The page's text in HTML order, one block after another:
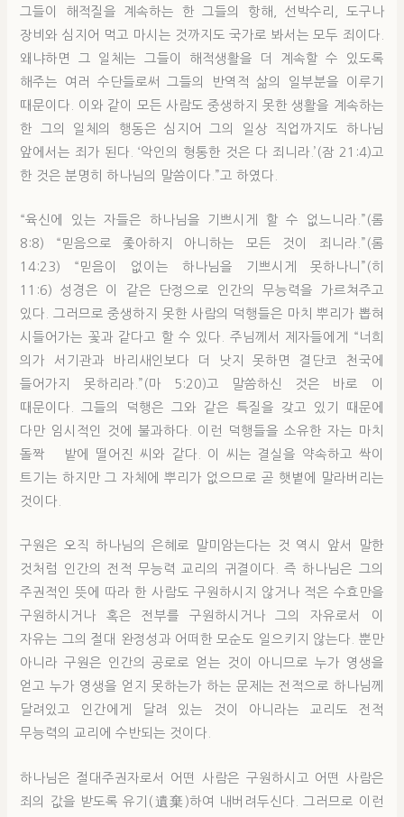
그들이 해적질을 계속하는 한 그들의 항해, 선박수리, 도구나
장비와 심지어 먹고 마시는 것까지도 국가로 봐서는 모두 죄이다.
왜냐하면 그 일체는 그들이 해적생활을 더 계속할 수 있도록
해주는 여러 수단들로써 그들의 반역적 삶의 일부분을 이루기
때문이다. 이와 같이 모든 사람도 중생하지 못한 생활을 계속하는
한 그의 일체의 행동은 심지어 그의 일상 직업까지도 하나님
앞에서는 죄가 된다. ‘악인의 형통한 것은 다 죄니라.’(잠 21:4)고
한 것은 분명히 하나님의 말씀이다.”고 하였다.
“육신에 있는 자들은 하나님을 기쁘시게 할 수 없느니라.”(롬
8:8) “믿음으로 좇아하지 아니하는 모든 것이 죄니라.”(롬
14:23) “믿음이 없이는 하나님을 기쁘시게 못하나니”(히
11:6) 성경은 이 같은 단정으로 인간의 무능력을 가르쳐주고
있다. 그러므로 중생하지 못한 사람의 덕행들은 마치 뿌리가 뽑혀
시들어가는 꽃과 같다고 할 수 있다. 주님께서 제자들에게 “너희
의가 서기관과 바리새인보다 더 낫지 못하면 결단코 천국에
들어가지 못하리라.”(마 5:20)고 말씀하신 것은 바로 이
때문이다. 그들의 덕행은 그와 같은 특질을 갖고 있기 때문에
다만 임시적인 것에 불과하다. 이런 덕행들을 소유한 자는 마치
돌짝 밭에 떨어진 씨와 같다. 이 씨는 결실을 약속하고 싹이
트기는 하지만 그 자체에 뿌리가 없으므로 곧 햇볕에 말라버리는
것이다.
구원은 오직 하나님의 은혜로 말미암는다는 것 역시 앞서 말한
것처럼 인간의 전적 무능력 교리의 귀결이다. 즉 하나님은 그의
주권적인 뜻에 따라 한 사람도 구원하시지 않거나 적은 수효만을
구원하시거나 혹은 전부를 구원하시거나 그의 자유로서 이
자유는 그의 절대 완정성과 어떠한 모순도 일으키지 않는다. 뿐만
아니라 구원은 인간의 공로로 얻는 것이 아니므로 누가 영생을
얻고 누가 영생을 얻지 못하는가 하는 문제는 전적으로 하나님께
달려있고 인간에게 달려 있는 것이 아니라는 교리도 전적
무능력의 교리에 수반되는 것이다.
하나님은 절대주권자로서 어떤 사람은 구원하시고 어떤 사람은
죄의 값을 받도록 유기(遺棄)하여 내버려두신다. 그러므로 이런